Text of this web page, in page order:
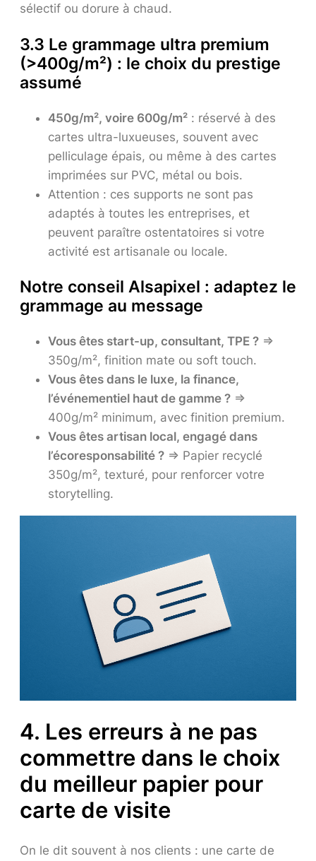
sélectif ou dorure à chaud.
3.3 Le grammage ultra premium
(>400g/m²) : le choix du prestige
assumé
450g/m², voire 600g/m² : réservé à des
cartes ultra-luxueuses, souvent avec
pelliculage épais, ou même à des cartes
imprimées sur PVC, métal ou bois.
Attention : ces supports ne sont pas
adaptés à toutes les entreprises, et
peuvent paraître ostentatoires si votre
activité est artisanale ou locale.
Notre conseil Alsapixel : adaptez le
grammage au message
Vous êtes start-up, consultant, TPE ? =>
350g/m², finition mate ou soft touch.
Vous êtes dans le luxe, la finance,
l’événementiel haut de gamme ? =>
400g/m² minimum, avec finition premium.
Vous êtes artisan local, engagé dans
l’écoresponsabilité ? => Papier recyclé
350g/m², texturé, pour renforcer votre
storytelling.
4. Les erreurs à ne pas
commettre dans le choix
du meilleur papier pour
carte de visite
On le dit souvent à nos clients : une carte de